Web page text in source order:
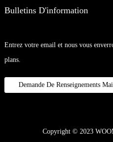
Bulletins D'information
Entrez votre email et nous vous
plans.
Demande De Renseignements
Copyright © 2023